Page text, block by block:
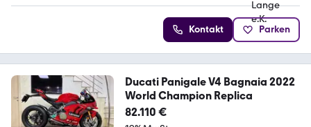
Kontakt Parken
Ducati Panigale V4 Bagnaia 2022
World Champion Replica
82.110 €